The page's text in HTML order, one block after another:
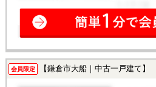
会員限定 【鎌倉市大船｜中古一戸建て】